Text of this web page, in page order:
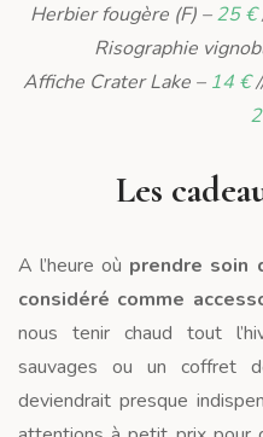
Herbier fougère (F) –25 €
Risographie
Affiche Crater Lake – 14 €
Les
A l’heure où prendre soin
considéré comme
nous tenir chaud tout
sauvages ou un coffret
deviendrait presque